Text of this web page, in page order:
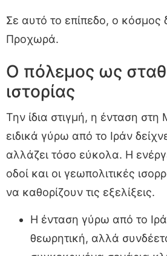
Σε αυτό το επίπεδο, ο κόσμος
Προχωρά.
Ο πόλεμος ως
ιστορίας
Την ίδια στιγμή, η ένταση
ειδικά γύρω από το Ιράν
αλλάζει τόσο εύκολα. Η
οδοί και οι γεωπολιτικές
να καθορίζουν τις εξελίξεις.
Η ένταση γύρω από το
θεωρητική, αλλά